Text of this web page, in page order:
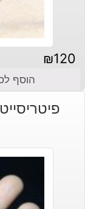
₪120
הוסף
פיטריסייט